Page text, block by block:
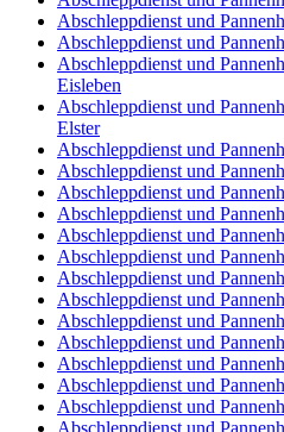
Abschleppdienst und
Abschleppdienst und
Abschleppdienst und
Eisleben
Abschleppdienst und
Elster
Abschleppdienst und
Abschleppdienst und
Abschleppdienst und
Abschleppdienst und
Abschleppdienst und
Abschleppdienst und
Abschleppdienst und
Abschleppdienst und
Abschleppdienst und
Abschleppdienst und
Abschleppdienst und
Abschleppdienst und
Abschleppdienst und